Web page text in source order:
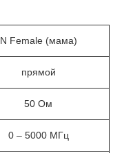
N Female (мама)
прямой
50 Ом
0 – 5000 MГц